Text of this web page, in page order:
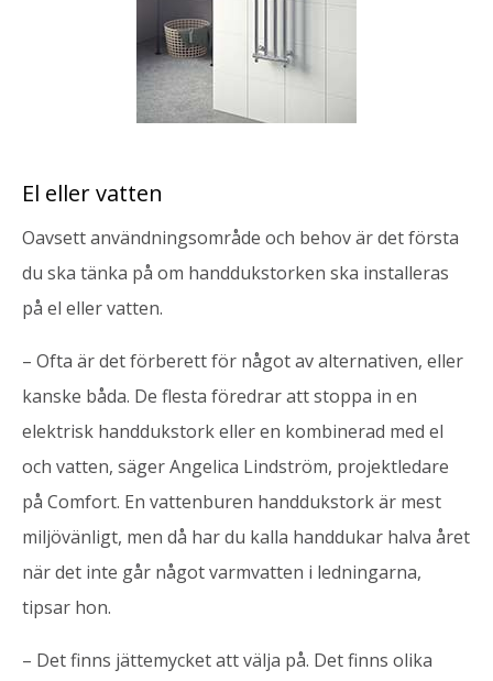
El eller vatten
Oavsett användningsområde och behov är det första
du ska tänka på om handdukstorken ska installeras
på el eller vatten.
– Ofta är det förberett för något av alternativen, eller
kanske båda. De flesta föredrar att stoppa in en
elektrisk handdukstork eller en kombinerad med el
och vatten, säger Angelica Lindström, projektledare
på Comfort. En vattenburen handdukstork är mest
miljövänligt, men då har du kalla handdukar halva året
när det inte går något varmvatten i ledningarna,
tipsar hon.
– Det finns jättemycket att välja på. Det finns olika